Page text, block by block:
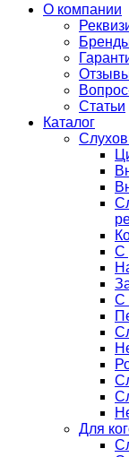
О компании
Статьи
Каталог
С
C
Для